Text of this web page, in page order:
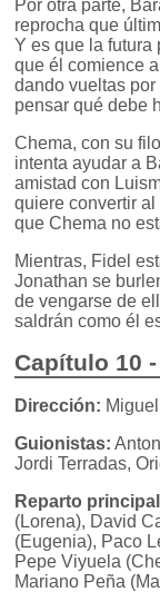
Por otra parte,
reprocha que
Y es que la futura
que él comience
dando vueltas
pensar qué debe
Chema, con su
intenta ayudar a
amistad con
quiere convertir
que Chema no
Mientras, Fidel
Jonathan se
de vengarse de
saldrán como él
Capítulo 10
Dirección:
Guionistas:
Jordi Terradas,
Reparto
(Lorena), David
(Eugenia), Paco
Pepe Viyuela
Mariano Peña